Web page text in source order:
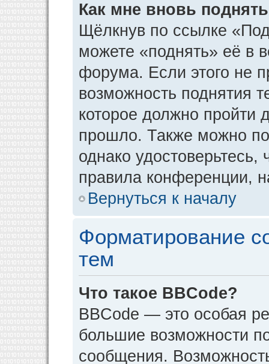
Как мне вновь
Щёлкнув по ссылке
можете «поднять» её в
форума. Если этого не
возможность поднятия
которое должно пройти
прошло. Также можно
однако
правила конференции,
Вернуться к началу
Форматирование
тем
Что такое BBCode?
BBCode — это особая
большие возможности
сообщения.